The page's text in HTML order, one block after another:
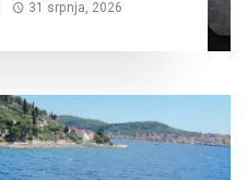
31 srpnja, 2026